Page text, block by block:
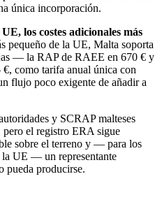
única incorporación.
los costes adicionales más
pequeño de la UE, Malta soporta
— la RAP de RAEE en 670 € y
como tarifa anual única con
flujo poco exigente de añadir a
y SCRAP malteses
pero el registro ERA sigue
sobre el terreno y — para los
la UE — un representante
pueda producirse.